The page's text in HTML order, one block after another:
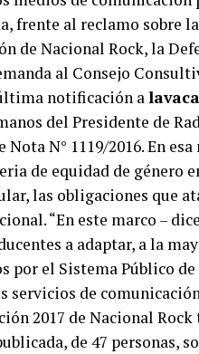
frente al reclamo sobre
de Nacional Rock, la
al Consejo
notificación alavaca
del Presidente de
Nota N° 1119/2016. En
de equidad de género
las obligaciones que
“En este marco –
a adaptar, a la
por el Sistema Público
servicios de
2017 de Nacional
de 47 personas,